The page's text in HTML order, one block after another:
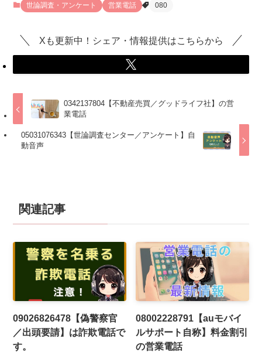
世論調査・アンケート 営業電話 080
Xも更新中！シェア・情報提供はこちらから
0342137804【不動産売買／グッドライフ社】の営
業電話
05031076343【世論調査センター／アンケート】自
動音声
関連記事
09026826478【偽警察官
／出頭要請】は詐欺電話で
す。
08002228791【auモバイ
ルサポート自称】料金割引
の営業電話